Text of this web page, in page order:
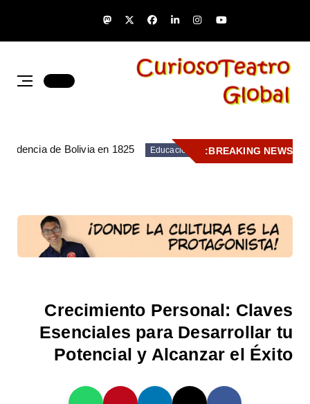
BREAKING NEWS:
Educación
de Bolivia en 1825
Crecimiento Personal: Claves
Esenciales para Desarrollar tu
Potencial y Alcanzar el Éxito